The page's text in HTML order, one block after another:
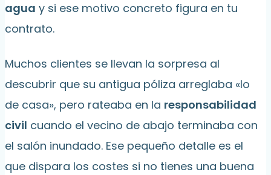
agua y si ese motivo concreto figura en tu
contrato.
Muchos clientes se llevan la sorpresa al
descubrir que su antigua póliza arreglaba «lo
de casa», pero rateaba en la responsabilidad
civil cuando el vecino de abajo terminaba con
el salón inundado. Ese pequeño detalle es el
que dispara los costes si no tienes una buena